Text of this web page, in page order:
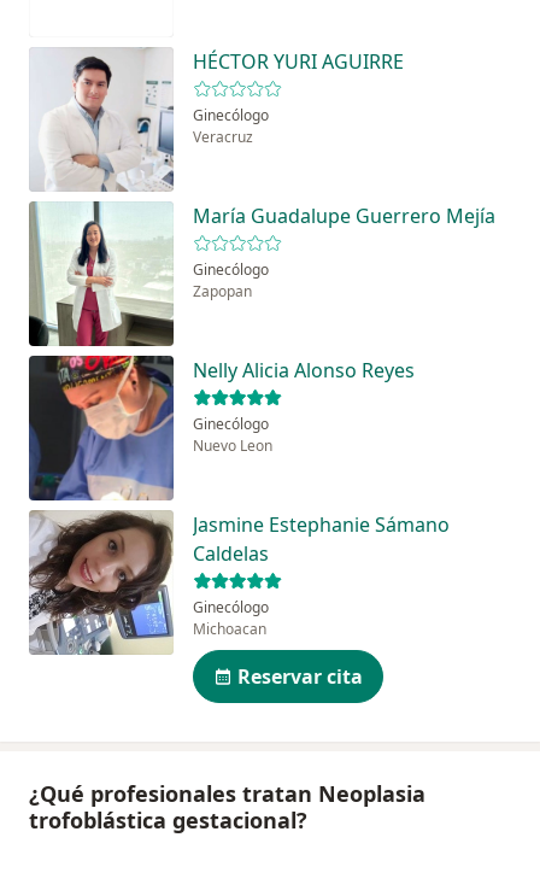
HÉCTOR YURI AGUIRRE
Ginecólogo
Veracruz
María Guadalupe Guerrero Mejía
Ginecólogo
Zapopan
Nelly Alicia Alonso Reyes
Ginecólogo
Nuevo Leon
Jasmine Estephanie Sámano
Caldelas
Ginecólogo
Michoacan
Reservar cita
¿Qué profesionales tratan Neoplasia
trofoblástica gestacional?